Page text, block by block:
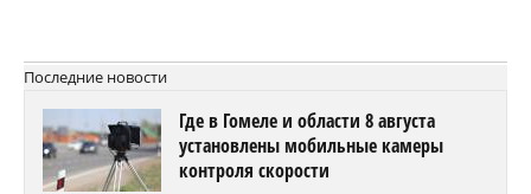
Последние новости
Где в Гомеле и области 8 августа
установлены мобильные камеры
контроля скорости